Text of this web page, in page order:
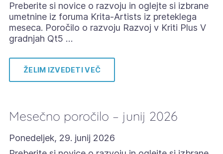
Preberite si novice o razvoju in oglejte si izbrane
umetnine iz foruma Krita-Artists iz preteklega
meseca. Poročilo o razvoju Razvoj v Kriti Plus V
gradnjah Qt5 …
ŽELIM IZVEDETI VEČ
Mesečno poročilo – junij 2026
Ponedeljek, 29. junij 2026